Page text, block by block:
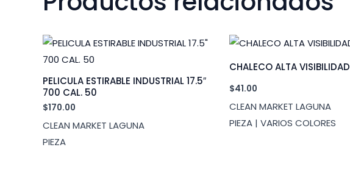
PELICULA ESTIRABLE INDUSTRIAL 17.5″
700 CAL. 50
$170.00
CLEAN MARKET LAGUNA
PIEZA
CHALECO ALTA VISIBILIDAD
$41.00
CLEAN MARKET LAGUNA
PIEZA | VARIOS COLORES